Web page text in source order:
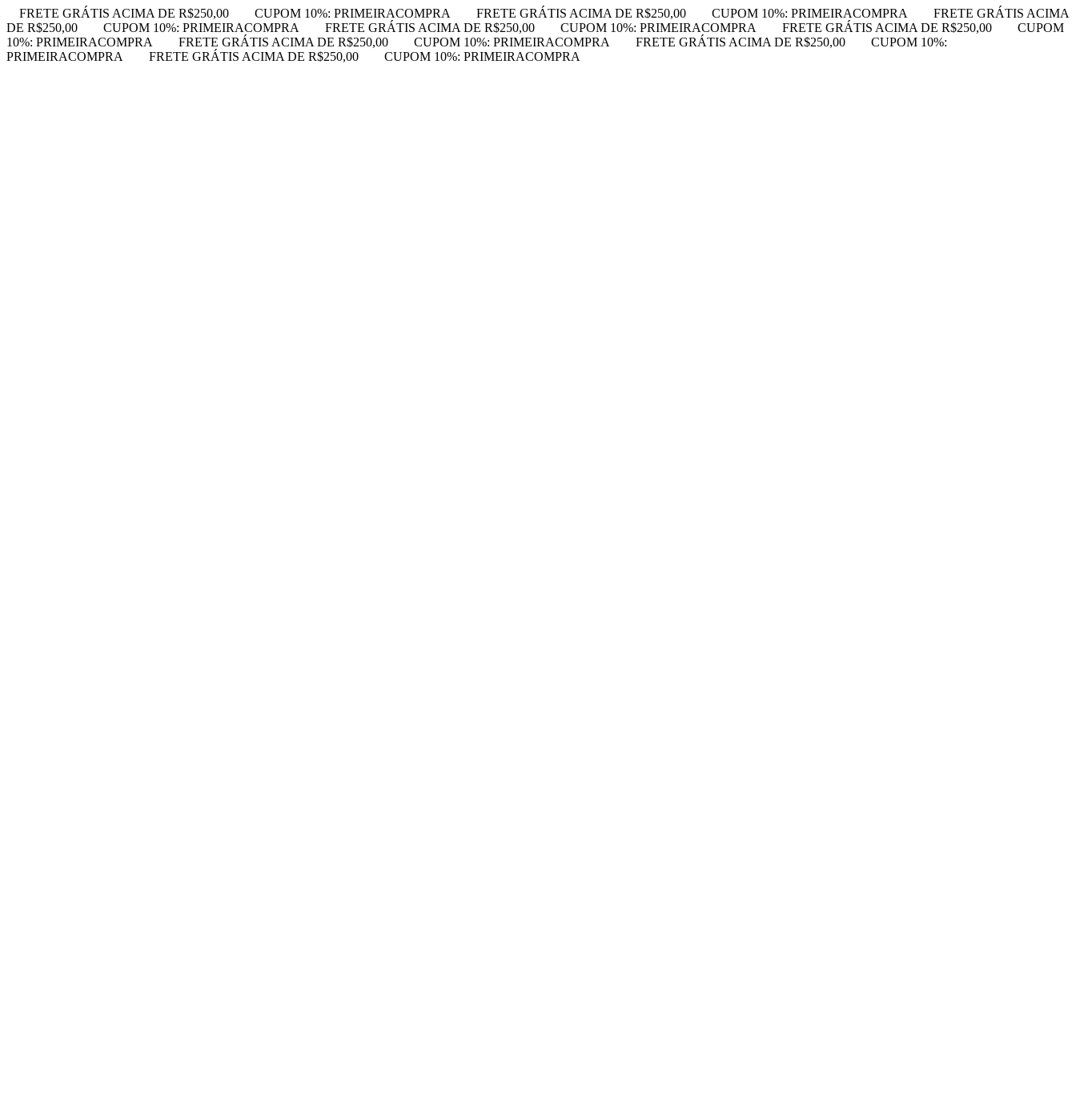
FRETE GRÁTIS ACIMA DE R$250,00 CUPOM 10%: PRIMEIRACOMPRA FRETE GRÁTIS ACIMA DE R$250,00 CUPOM 10%: PRIMEIRACOMPRA
FRETE GRÁTIS ACIMA
DE R$250,00
CUPOM 10%: PRIMEIRACOMPRA FRETE GRÁTIS ACIMA DE R$250,00 CUPOM 10%: PRIMEIRACOMPRA FRETE GRÁTIS ACIMA DE R$250,00
CUPOM
10%: PRIMEIRACOMPRA
FRETE GRÁTIS ACIMA DE R$250,00 CUPOM 10%: PRIMEIRACOMPRA FRETE GRÁTIS ACIMA DE R$250,00
CUPOM 10%:
PRIMEIRACOMPRA
FRETE GRÁTIS ACIMA DE R$250,00 CUPOM 10%: PRIMEIRACOMPRA